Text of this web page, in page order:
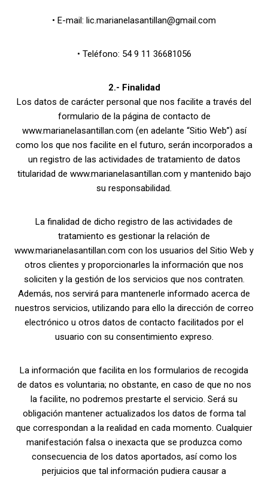
• E-mail: lic.marianelasantillan@gmail.com
• Teléfono: 54 9 11 36681056
2.- Finalidad
Los datos de carácter personal que nos facilite a través del
formulario de la página de contacto de
www.marianelasantillan.com (en adelante “Sitio Web”) así
como los que nos facilite en el futuro, serán incorporados a
un registro de las actividades de tratamiento de datos
titularidad de www.marianelasantillan.com y mantenido bajo
su responsabilidad.
La finalidad de dicho registro de las actividades de
tratamiento es gestionar la relación de
www.marianelasantillan.com con los usuarios del Sitio Web y
otros clientes y proporcionarles la información que nos
soliciten y la gestión de los servicios que nos contraten.
Además, nos servirá para mantenerle informado acerca de
nuestros servicios, utilizando para ello la dirección de correo
electrónico u otros datos de contacto facilitados por el
usuario con su consentimiento expreso.
La información que facilita en los formularios de recogida
de datos es voluntaria; no obstante, en caso de que no nos
la facilite, no podremos prestarte el servicio. Será su
obligación mantener actualizados los datos de forma tal
que correspondan a la realidad en cada momento. Cualquier
manifestación falsa o inexacta que se produzca como
consecuencia de los datos aportados, así como los
perjuicios que tal información pudiera causar a